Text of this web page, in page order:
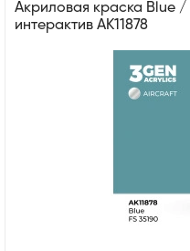
Акриловая краска Blue /
интерактив AK11878